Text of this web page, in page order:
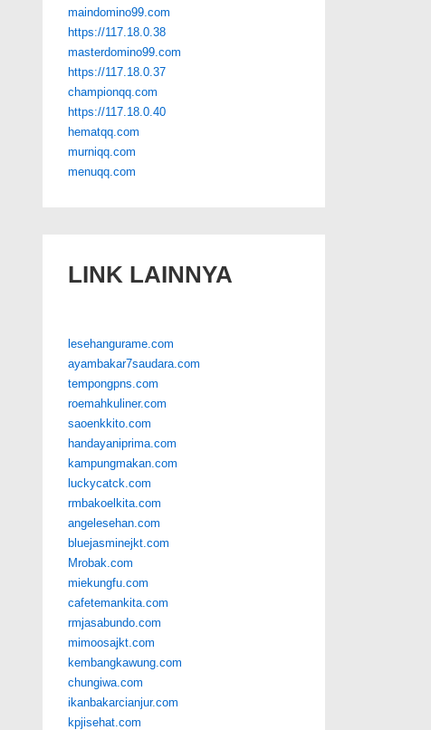
maindomino99.com
https://117.18.0.38
masterdomino99.com
https://117.18.0.37
championqq.com
https://117.18.0.40
hematqq.com
murniqq.com
menuqq.com
LINK LAINNYA
lesehangurame.com
ayambakar7saudara.com
tempongpns.com
roemahkuliner.com
saoenkkito.com
handayaniprima.com
kampungmakan.com
luckycatck.com
rmbakoelkita.com
angelesehan.com
bluejasminejkt.com
Mrobak.com
miekungfu.com
cafetemankita.com
rmjasabundo.com
mimoosajkt.com
kembangkawung.com
chungiwa.com
ikanbakarcianjur.com
kpjisehat.com